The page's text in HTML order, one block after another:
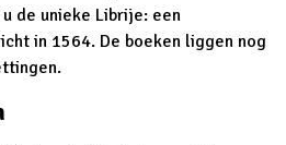
de unieke Librije: een
in 1564. De boeken liggen nog